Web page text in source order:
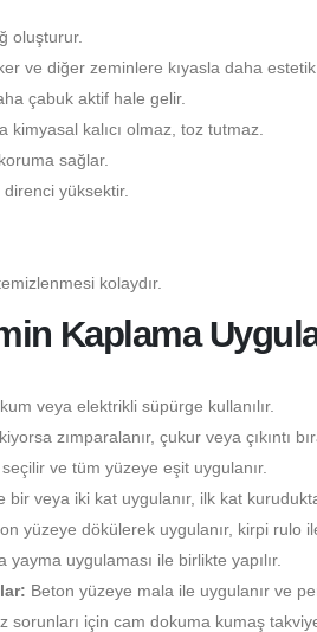
oluşturur.
ve diğer zeminlere kıyasla daha
çabuk aktif hale gelir.
kimyasal kalıcı olmaz, toz tutmaz.
sağlar.
direnci yüksektir.
kolaydır.
Kaplama
veya elektrikli süpürge kullanılır.
zımparalanır, çukur veya çıkıntı
ve tüm yüzeye eşit uygulanır.
bir veya iki kat uygulanır, ilk kat
yüzeye dökülerek uygulanır, kirpi rulo
yayma uygulaması ile birlikte yapılır.
Beton yüzeye mala ile uygulanır ve
sorunları için cam dokuma kumaş